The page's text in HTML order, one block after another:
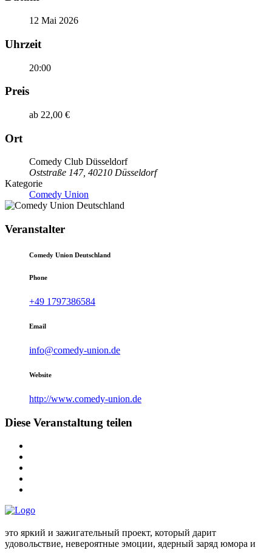
12 Mai 2026
Uhrzeit
20:00
Preis
ab 22,00 €
Ort
Comedy Club Düsseldorf
Oststraße 147, 40210 Düsseldorf
Kategorie
Comedy Union
Veranstalter
Comedy Union Deutschland
Phone
+49 1797386584
Email
info@comedy-union.de
Website
http://www.comedy-union.de
Diese Veranstaltung teilen
это яркий и зажигательный проект, который дарит
удовольствие, невероятные эмоции, ядерный заряд юмора и